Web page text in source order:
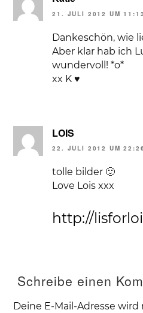
21. JULI 2012 UM
Dankeschön, wie
Aber klar hab ich
wundervoll! *o*
xx K ♥
LOIS
22. JULI 2012 UM
tolle bilder 🙂
Love Lois xxx
http://
Schreibe einen
Deine E-Mail-Adresse